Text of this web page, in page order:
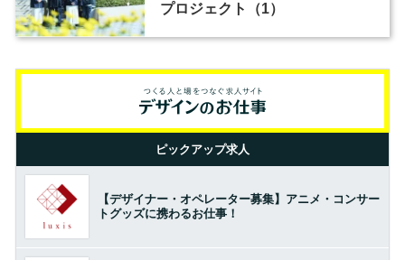
プロジェクト（1）
ピックアップ求人
【デザイナー・オペレーター募集】アニメ・コンサー
トグッズに携わるお仕事！